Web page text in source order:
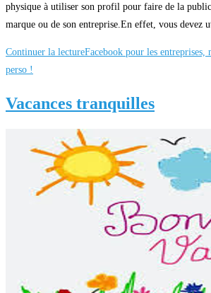
physique à utiliser son profil pour faire de la
marque ou de son entreprise.En effet, vous devez
Continuer la lectureFacebook pour les
perso !
Vacances tranquilles